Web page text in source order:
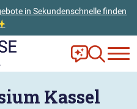
in Sekundenschnelle finden
Frag Ella!
Zur
Kassel